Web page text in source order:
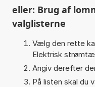
eller: Brug af
valglisterne
Vælg den rette
Elektrisk
Angiv derefter
På listen skal du